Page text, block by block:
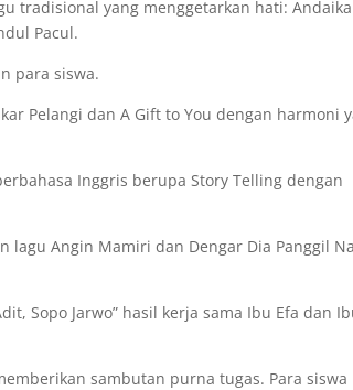
tradisional yang menggetarkan hati:
Pacul.
para siswa.
Pelangi dan A Gift to You dengan harmoni
Inggris berupa Story Telling dengan
lagu Angin Mamiri dan Dengar Dia Panggil
Sopo Jarwo” hasil kerja sama Ibu Efa dan
sambutan purna tugas. Para siswa